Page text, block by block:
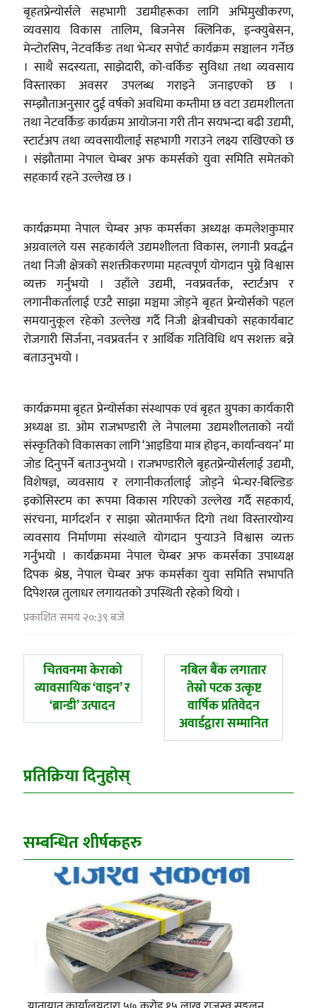
बृहतप्रेन्योर्सले सहभागी उद्यमीहरूका लागि अभिमुखीकरण,
व्यवसाय विकास तालिम, बिजनेस क्लिनिक, इन्क्युबेसन,
मेन्टोरसिप, नेटवर्किङ तथा भेन्चर सपोर्ट कार्यक्रम सञ्चालन गर्नेछ
। साथै सदस्यता, साझेदारी, को-वर्किङ सुविधा तथा व्यवसाय
विस्तारका अवसर उपलब्ध गराइने जनाइएको छ ।
सम्झौताअनुसार दुई वर्षको अवधिमा कम्तीमा छ वटा उद्यमशीलता
तथा नेटवर्किङ कार्यक्रम आयोजना गरी तीन सयभन्दा बढी उद्यमी,
स्टार्टअप तथा व्यवसायीलाई सहभागी गराउने लक्ष्य राखिएको छ
। संझौतामा नेपाल चेम्बर अफ कमर्सको युवा समिति समेतको
सहकार्य रहने उल्लेख छ ।
कार्यक्रममा नेपाल चेम्बर अफ कमर्सका अध्यक्ष कमलेशकुमार
अग्रवालले यस सहकार्यले उद्यमशीलता विकास, लगानी प्रवर्द्धन
तथा निजी क्षेत्रको सशक्तीकरणमा महत्वपूर्ण योगदान पुग्ने विश्वास
व्यक्त गर्नुभयो । उहाँले उद्यमी, नवप्रवर्तक, स्टार्टअप र
लगानीकर्तालाई एउटै साझा मञ्चमा जोड्ने बृहत प्रेन्योर्सको पहल
समयानुकूल रहेको उल्लेख गर्दै निजी क्षेत्रबीचको सहकार्यबाट
रोजगारी सिर्जना, नवप्रवर्तन र आर्थिक गतिविधि थप सशक्त बन्ने
बताउनुभयो ।
कार्यक्रममा बृहत प्रेन्योर्सका संस्थापक एवं बृहत ग्रुपका कार्यकारी
अध्यक्ष डा. ओम राजभण्डारी ले नेपालमा उद्यमशीलताको नयाँ
संस्कृतिको विकासका लागि ‘आइडिया मात्र होइन, कार्यान्वयन’ मा
जोड दिनुपर्ने बताउनुभयो । राजभण्डारीले बृहतप्रेन्योर्सलाई उद्यमी,
विशेषज्ञ, व्यवसाय र लगानीकर्तालाई जोड्ने भेन्चर-बिल्डिङ
इकोसिस्टम का रूपमा विकास गरिएको उल्लेख गर्दै सहकार्य,
संरचना, मार्गदर्शन र साझा स्रोतमार्फत दिगो तथा विस्तारयोग्य
व्यवसाय निर्माणमा संस्थाले योगदान पुर्‍याउने विश्वास व्यक्त
गर्नुभयो । कार्यक्रममा नेपाल चेम्बर अफ कमर्सका उपाध्यक्ष
दिपक श्रेष्ठ, नेपाल चेम्बर अफ कमर्सका युवा समिति सभापति
दिपेशरत्न तुलाधर लगायतको उपस्थिती रहेको थियो ।
प्रकाशित समय २०:३९ बजे
पछिल्लाे
-
चितवनमा केराको
व्यावसायिक ‘वाइन’ र
‘ब्रान्डी’ उत्पादन
अघिल्लाे
नबिल बैंक लगातार
तेस्रो पटक उत्कृष्ट
वार्षिक प्रतिवेदन
अवार्डद्वारा सम्मानित
प्रतिक्रिया दिनुहोस्
सम्बन्धित शीर्षकहरु